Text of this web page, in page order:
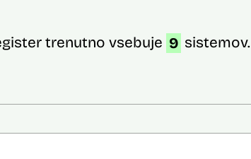
trenutno vsebuje 9 sistemov.